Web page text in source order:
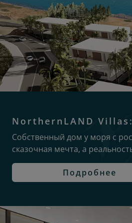
NorthernLAND Villas:
Собственный дом у моря с
сказочная мечта, а
Подробнее